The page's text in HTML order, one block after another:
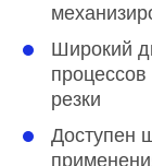
Широкий
резки
Доступен